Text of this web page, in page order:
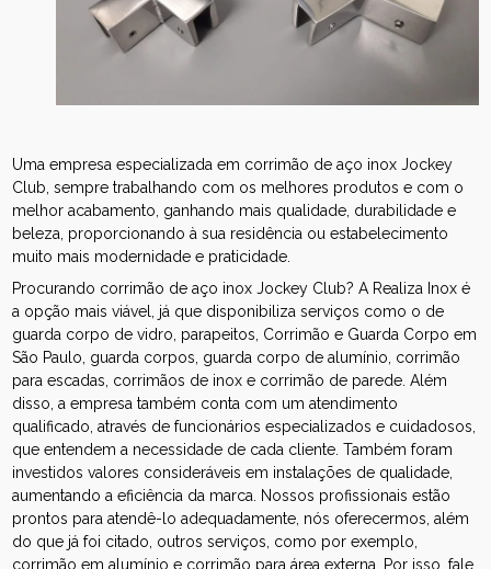
Uma empresa especializada em corrimão de aço inox Jockey
Club, sempre trabalhando com os melhores produtos e com o
melhor acabamento, ganhando mais qualidade, durabilidade e
beleza, proporcionando à sua residência ou estabelecimento
muito mais modernidade e praticidade.
Procurando corrimão de aço inox Jockey Club? A Realiza Inox é
a opção mais viável, já que disponibiliza serviços como o de
guarda corpo de vidro, parapeitos, Corrimão e Guarda Corpo em
São Paulo, guarda corpos, guarda corpo de alumínio, corrimão
para escadas, corrimãos de inox e corrimão de parede. Além
disso, a empresa também conta com um atendimento
qualificado, através de funcionários especializados e cuidadosos,
que entendem a necessidade de cada cliente. Também foram
investidos valores consideráveis em instalações de qualidade,
aumentando a eficiência da marca. Nossos profissionais estão
prontos para atendê-lo adequadamente, nós oferecermos, além
do que já foi citado, outros serviços, como por exemplo,
corrimão em alumínio e corrimão para área externa. Por isso, fale